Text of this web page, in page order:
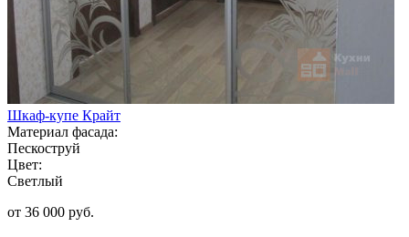
Шкаф-купе Крайт
Материал фасада:
Пескоструй
Цвет:
Светлый
от 36 000 руб.